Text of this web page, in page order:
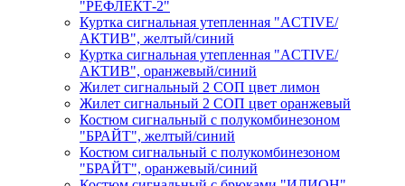
"РЕФЛЕКТ-2"
Куртка сигнальная утепленная "ACTIVE/
АКТИВ", желтый/синий
Куртка сигнальная утепленная "ACTIVE/
АКТИВ", оранжевый/синий
Жилет сигнальный 2 СОП цвет лимон
Жилет сигнальный 2 СОП цвет оранжевый
Костюм сигнальный с полукомбинезоном
"БРАЙТ", желтый/синий
Костюм сигнальный с полукомбинезоном
"БРАЙТ", оранжевый/синий